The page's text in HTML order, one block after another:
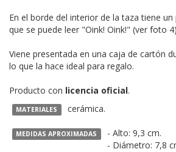
En el borde del interior de la taza tiene
que se puede leer "Oink! Oink!" (ver foto
Viene presentada en una caja de cartón
lo que la hace ideal para regalo.
Producto con licencia oficial.
MATERIALES cerámica.
MEDIDAS APROXIMADAS
- Alto: 9,3 cm.
- Diámetro: 7,8